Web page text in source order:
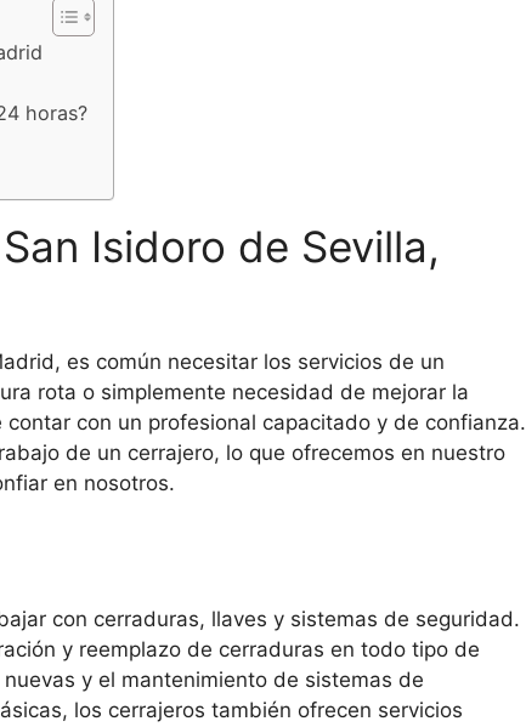
horas?
Isidoro de Sevilla,
es común necesitar los servicios de un
rota o simplemente necesidad de mejorar la
con un profesional capacitado y de confianza.
de un cerrajero, lo que ofrecemos en nuestro
en nosotros.
con cerraduras, llaves y sistemas de seguridad.
y reemplazo de cerraduras en todo tipo de
y el mantenimiento de sistemas de
los cerrajeros también ofrecen servicios